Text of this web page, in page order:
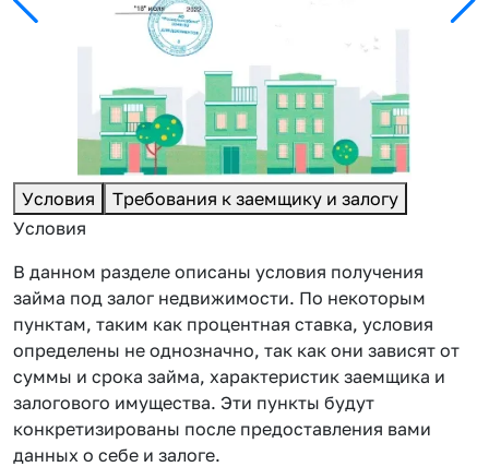
Условия
Требования к заемщику и залогу
Условия
В данном разделе описаны условия получения
займа под залог недвижимости. По некоторым
пунктам, таким как процентная ставка, условия
определены не однозначно, так как они зависят от
суммы и срока займа, характеристик заемщика и
залогового имущества. Эти пункты будут
конкретизированы после предоставления вами
данных о себе и залоге.